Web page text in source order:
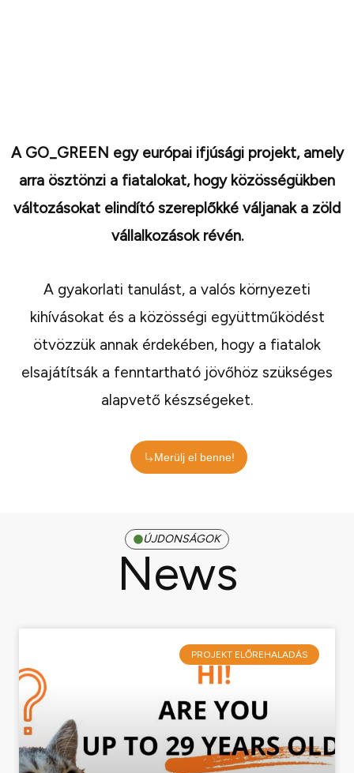
A GO_GREEN egy európai ifjúsági projekt, amely
arra ösztönzi a fiatalokat, hogy közösségükben
változásokat elindító szereplőkké váljanak a zöld
vállalkozások révén.
A gyakorlati tanulást, a valós környezeti
kihívásokat és a közösségi együttműködést
ötvözzük annak érdekében, hogy a fiatalok
elsajátítsák a fenntartható jövőhöz szükséges
alapvető készségeket.
Merülj el benne!
ÚJDONSÁGOK
News
PROJEKT ELŐREHALADÁS